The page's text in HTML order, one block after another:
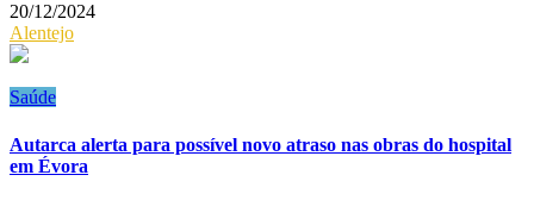
20/12/2024
Alentejo
Saúde
Autarca alerta para possível novo atraso nas obras do hospital
em Évora